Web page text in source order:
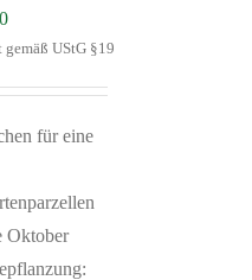
gemäß UStG §19
für eine
Oktober